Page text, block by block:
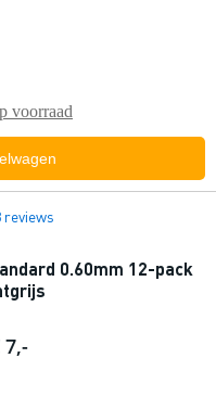
voorraad
reviews
0.60mm 12-pack
7,-